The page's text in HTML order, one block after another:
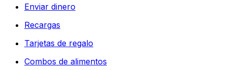
Enviar dinero
Recargas
Tarjetas de regalo
Combos de alimentos